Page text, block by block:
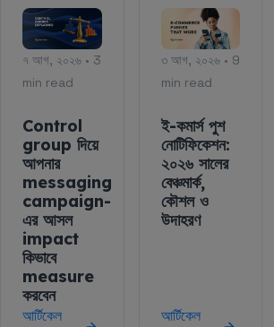
৭ আগ, ২০২৬ • 3
min read
Control
group দিয়ে
আপনার
messaging
campaign-
এর আসল
impact
কিভাবে
measure
করবেন
আর্টিকেল
৩ আগ, ২০২৬ • 9
min read
ই-কমার্স পুশ
নোটিফিকেশন:
২০২৬ সালের
বেঞ্চমার্ক,
কৌশল ও
উদাহরণ
আর্টিকেল